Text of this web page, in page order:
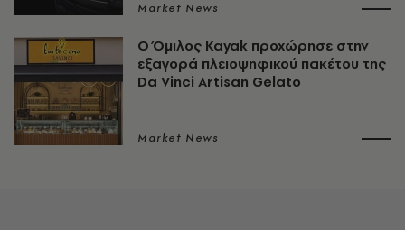
Market News
Ο Όμιλος Kayak προχώρησε στην
εξαγορά πλειοψηφικού πακέτου της
Da Vinci Artisan Gelato
Market News